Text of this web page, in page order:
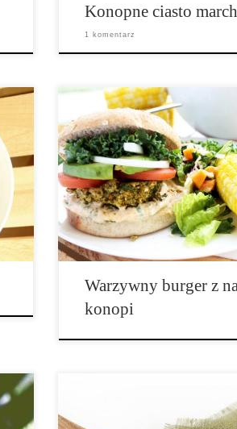
Konopne ciasto
1 komentarz
Składniki: • 2 jajka • ½ łyżeczki
startej marchewki • 1 szklanka
kapusty • ½ szklanki pokrojonej w
łyżeczka czosnku w proszku • ¼
nasion konopi • ⅓ szklanki […]
Warzywny burger z
konopi
Od mydła i oleju spożywczego,